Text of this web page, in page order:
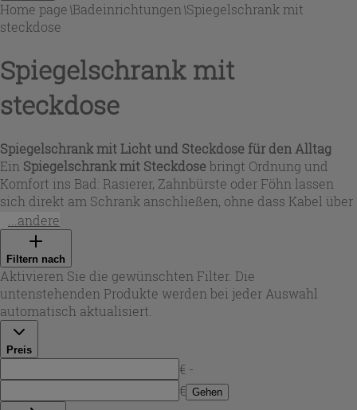
Home page\Badeinrichtungen \Spiegelschrank mit
steckdose
Spiegelschrank mit
steckdose
Spiegelschrank mit Licht und Steckdose für den Alltag
Ein Spiegelschrank mit Steckdose bringt Ordnung und
Komfort ins Bad: Rasierer, Zahnbürste oder Föhn lassen
sich direkt am Schrank anschließen, ohne dass Kabel über
dem Waschbecken liegen. Viele Modelle sind als
spiegelschrank mit licht und steckdose
kombinieren Spiegel, Stauraum und Beleuchtung in einem
Element. Dank integrierterspiegelschrank steckdose
oft zusätzlichem USB-Anschluss wird der Spiegelschrank
zur praktischen Lade- und Styling-Station – ideal auch als
badezimmer spiegelschrank mit steckdose
...andere
Filtern nach
Aktivieren Sie die gewünschten Filter. Die
untenstehenden Produkte werden bei jeder Auswahl
automatisch aktualisiert.
Preis
€ -
€ Gehen